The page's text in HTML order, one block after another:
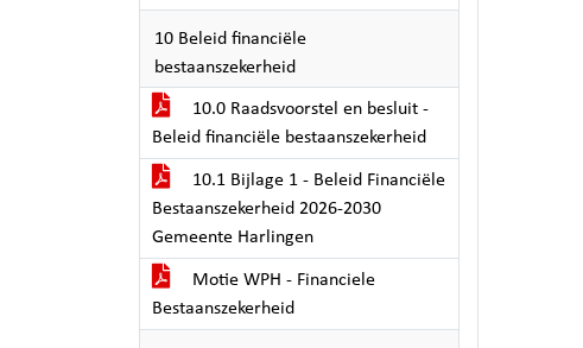
10 Beleid financiële
bestaanszekerheid
10.0 Raadsvoorstel en besluit -
Beleid financiële bestaanszekerheid
10.1 Bijlage 1 - Beleid Financiële
Bestaanszekerheid 2026-2030
Gemeente Harlingen
Motie WPH - Financiele
Bestaanszekerheid